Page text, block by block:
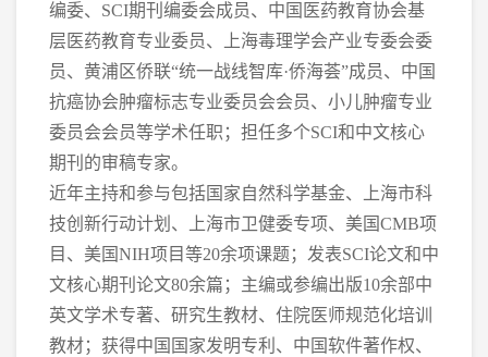
编委、 SCI期刊编委会成员、中国医药教育协会基
层医药教育专业委员、上海毒理学会产业专委会委
员、黄浦区侨联“统一战线智库·侨海荟”成员、中国
抗癌协会肿瘤标志专业委员会会员、小儿肿瘤专业
委员会会员等学术任职；担任多个SCI和中文核心
期刊的审稿专家。
近年主持和参与包括国家自然科学基金、上海市科
技创新行动计划、上海市卫健委专项、美国CMB项
目、美国NIH项目等20余项课题；发表SCI论文和中
文核心期刊论文80余篇；主编或参编出版10余部中
英文学术专著、研究生教材、住院医师规范化培训
教材；获得中国国家发明专利、中国软件著作权、